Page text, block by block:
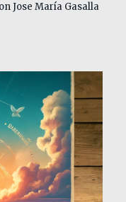
Jose María Gasalla